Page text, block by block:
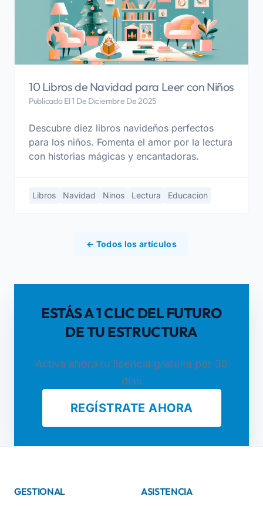
10 Libros de Navidad para Leer con Niños
Publicado El 1 De Diciembre De 2025
Descubre diez libros navideños perfectos
para los niños. Fomenta el amor por la lectura
con historias mágicas y encantadoras.
Libros Navidad Ninos Lectura Educacion
← Todos los artículos
ESTÁS A 1 CLIC DEL FUTURO
DE TU ESTRUCTURA
Activa ahora tu licencia gratuita por 30
días
REGÍSTRATE AHORA
GESTIONAL ASISTENCIA